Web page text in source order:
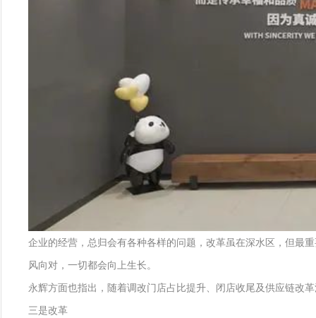
企业的经营，总归会有各种各样的问题，改革虽在深水区，但最
风向对，一切都会向上生长。
永辉方面也指出，随着调改门店占比提升、闭店收尾及供应链改
三是改革